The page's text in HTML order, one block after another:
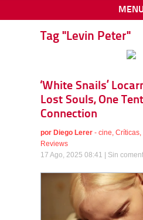
Tag "Levin Peter"
‘White Snails’
Lost Souls, One
Connection
por Diego Lerer - cine, Críticas,
Reviews
17 Ago, 2025 08:41 | Sin